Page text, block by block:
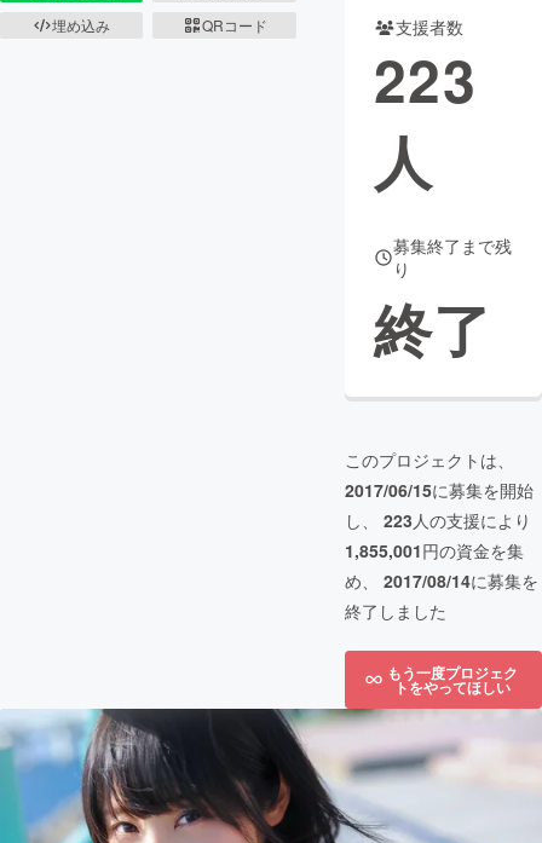
埋め込み
QRコード 支援者数
223
人
募集終了まで残
り
終了
このプロジェクトは、
2017/06/15に募集を開始
し、 223人の支援により
1,855,001円の資金を集
め、 2017/08/14に募集を
終了しました
もう一度プロジェク
トをやってほしい